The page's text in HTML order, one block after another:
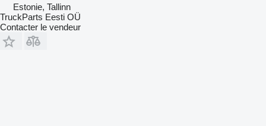
Estonie, Tallinn
TruckParts Eesti OÜ
Contacter le vendeur